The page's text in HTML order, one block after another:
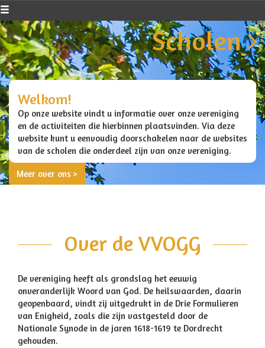
Scholen
Welkom!
Op onze website vindt u informatie over onze vereniging
en de activiteiten die hierbinnen plaatsvinden. Via deze
website kunt u eenvoudig doorschakelen naar de websites
van de scholen die onderdeel zijn van onze vereniging.
Meer over ons >
Over de VVOGG
De vereniging heeft als grondslag het eeuwig
onveranderlijk Woord van God. De heilswaarden, daarin
geopenbaard, vindt zij uitgedrukt in de Drie Formulieren
van Enigheid, zoals die zijn vastgesteld door de
Nationale Synode in de jaren 1618-1619 te Dordrecht
gehouden.